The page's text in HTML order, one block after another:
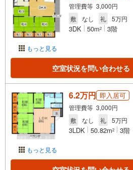
もっと見る
管理費等 3,000円
敷
なし 礼 5万円
3DK 50m2 3階
空室状況を問い合わせる
もっと見る
6.2万円 即入居可
管理費等 3,000円
敷
なし 礼 5万円
3LDK 50.82m2 3階